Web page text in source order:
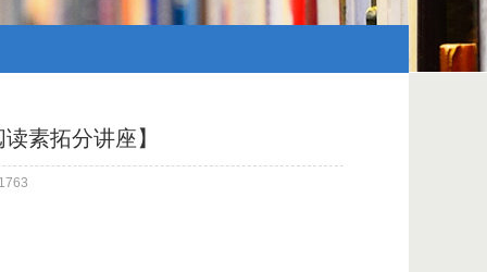
素拓分讲座】